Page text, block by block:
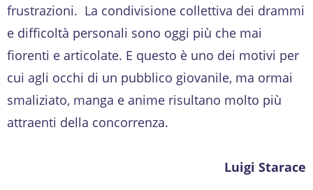
frustrazioni. La condivisione collettiva dei drammi
e difficoltà personali sono oggi più che mai
fiorenti e articolate. E questo è uno dei motivi per
cui agli occhi di un pubblico giovanile, ma ormai
smaliziato, manga e anime risultano molto più
attraenti della concorrenza.
Luigi Starace